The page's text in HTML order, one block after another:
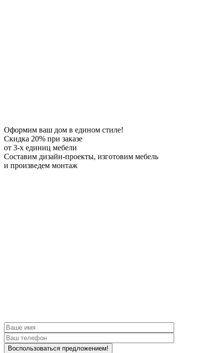
Оформим ваш дом в едином стиле!
Скидка 20% при заказе
от 3-х единиц мебели
Составим дизайн-проекты, изготовим мебель
и произведем монтаж